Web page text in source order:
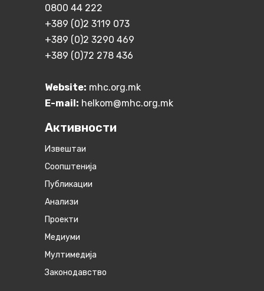
0800 44 222
+389 (0)2 3119 073
+389 (0)2 3290 469
+389 (0)72 278 436
Website: mhc.org.mk
E-mail: helkom@mhc.org.mk
Активности
Извештаи
Соопштенија
Публикации
Анализи
Проекти
Медиуми
Мултимедија
Законодавство